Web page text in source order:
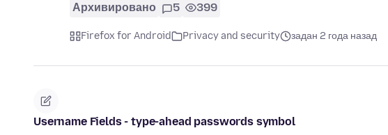
Архивировано 5 399
Firefox for Android Privacy and security задан 2 года назад
Username Fields - type-ahead passwords symbol